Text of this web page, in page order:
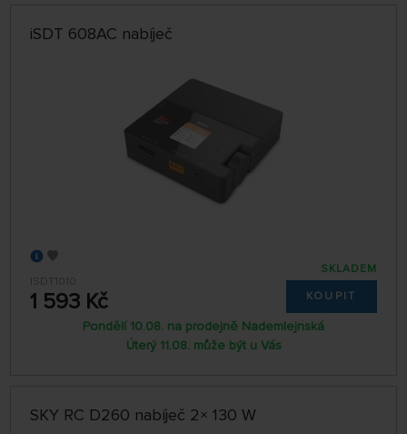
iSDT 608AC nabíječ
ISDT1010
1 593 Kč
SKLADEM
KOUPIT
Pondělí 10.08. na prodejně Nademlejnská
Úterý 11.08. může být u Vás
SKY RC D260 nabíječ 2× 130 W